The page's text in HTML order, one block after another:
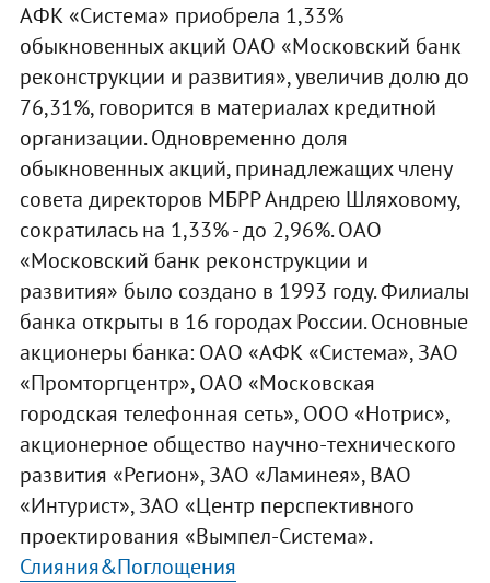
АФК «Система» приобрела 1,33%
обыкновенных акций ОАО «Московский банк
реконструкции и развития», увеличив долю до
76,31%, говорится в материалах кредитной
организации. Одновременно доля
обыкновенных акций, принадлежащих члену
совета директоров МБРР Андрею Шляховому,
сократилась на 1,33% - до 2,96%. ОАО
«Московский банк реконструкции и
развития» было создано в 1993 году. Филиалы
банка открыты в 16 городах России. Основные
акционеры банка: ОАО «АФК «Система», ЗАО
«Промторгцентр», ОАО «Московская
городская телефонная сеть», ООО «Нотрис»,
акционерное общество научно-технического
развития «Регион», ЗАО «Ламинея», ВАО
«Интурист», ЗАО «Центр перспективного
проектирования «Вымпел-Система».
Слияния&Поглощения